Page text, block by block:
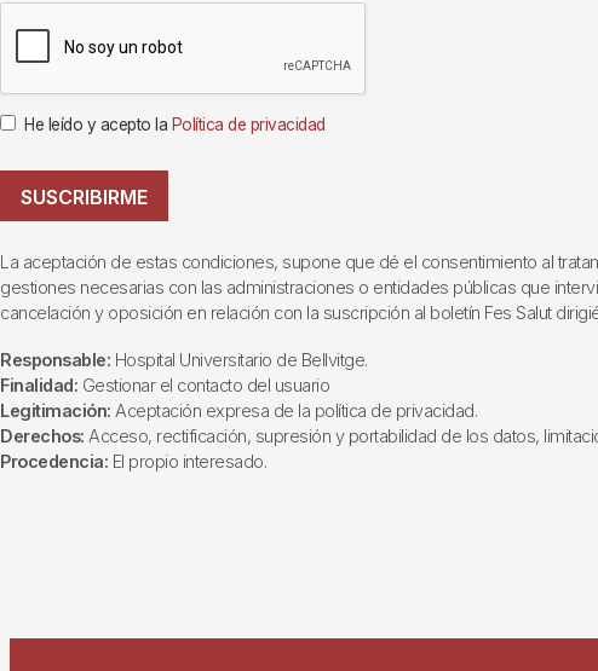
He leído y acepto la Política de privacidad
SUSCRIBIRME
La aceptación de estas condiciones, supone que dé el consentimiento al
gestiones necesarias con las administraciones o entidades públicas que
cancelación y oposición en relación con la suscripción al boletín Fes Salut
Responsable: Hospital Universitario de Bellvitge.
Finalidad: Gestionar el contacto del usuario
Legitimación: Aceptación expresa de la política de privacidad.
Derechos: Acceso, rectificación, supresión y portabilidad de los datos,
Procedencia: El propio interesado.